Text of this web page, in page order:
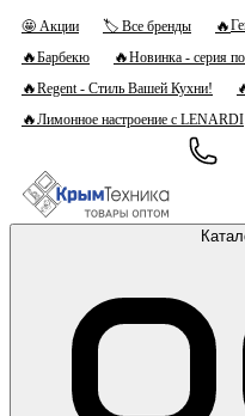
🤩 Акции 🏷 Все бренды 🔥
🔥Барбекю 🔥Новинка - серия
🔥Regent - Стиль Вашей Кухни!
🔥Лимонное настроение с LENARDI